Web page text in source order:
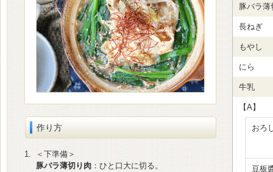
作り方
1.
＜下準備＞
豚バラ薄切り肉：ひと口大に切る。
豚バラ薄
長ねぎ
もやし
にら
牛乳
【A】
おろ
豆板